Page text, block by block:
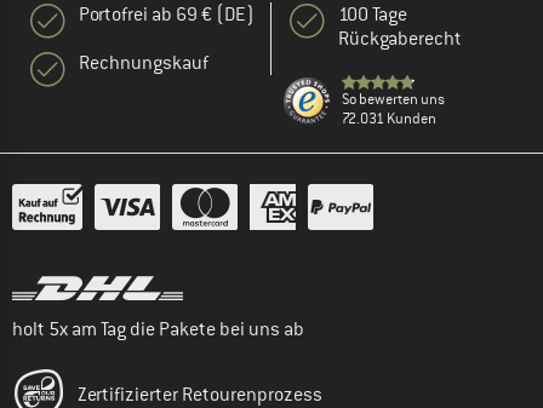
Portofrei ab 69 € (DE)
Rechnungskauf
100 Tage
Rückgaberecht
So bewerten uns
72.031 Kunden
holt 5x am Tag die Pakete bei uns ab
Zertifizierter Retourenprozess